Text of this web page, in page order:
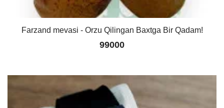
Farzand mevasi - Orzu Qilingan Baxtga Bir Qadam!
99000